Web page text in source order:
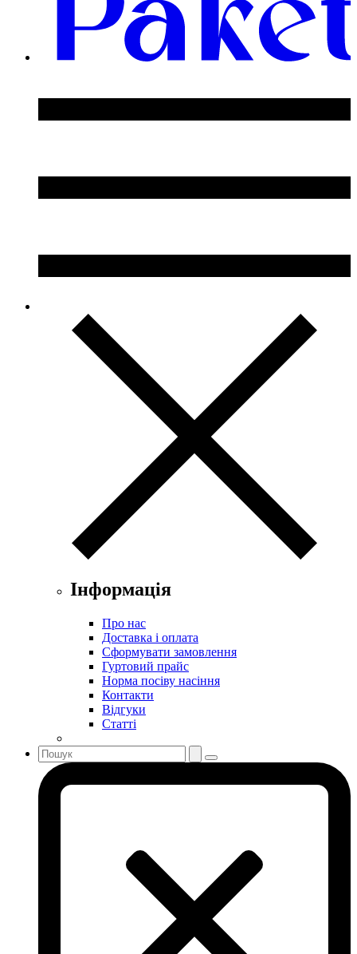
Інформація
Про нас
Доставка і оплата
Сформувати замовлення
Гуртовий прайс
Норма посіву насіння
Контакти
Відгуки
Статті